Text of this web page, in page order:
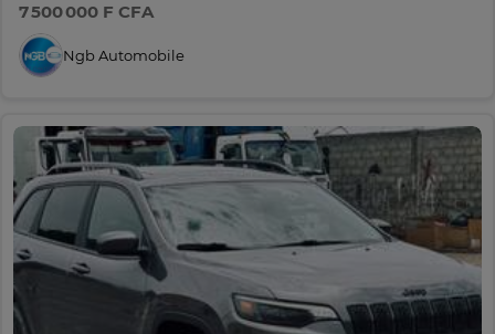
7 500 000 F CFA
Ngb Automobile